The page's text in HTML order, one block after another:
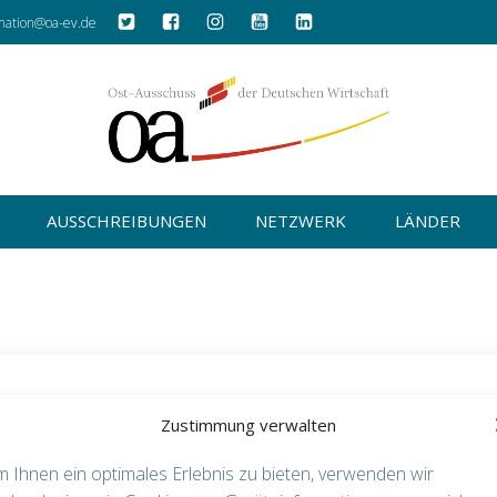
Zustimmung verwalten
Ihnen ein optimales Erlebnis zu bieten, verwenden wir
ev.de
AUSSCHREIBUNGEN NETZWERK LÄNDER
Username or Email Address